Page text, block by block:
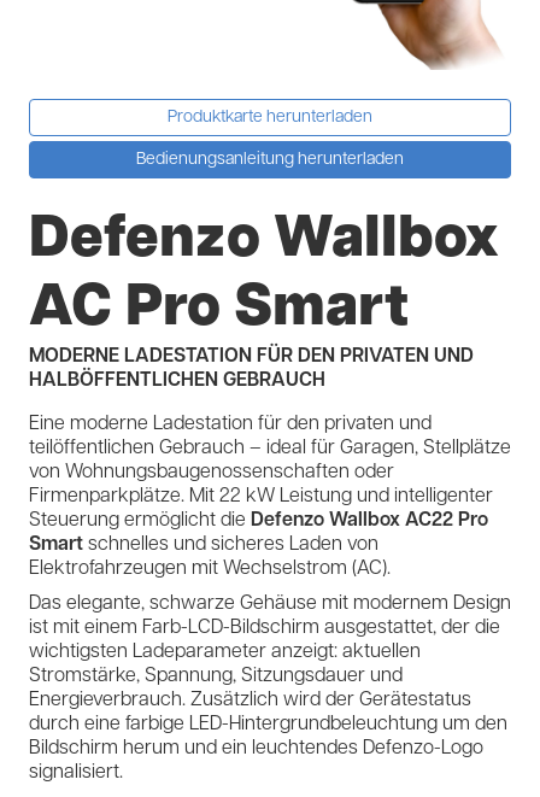
Produktkarte herunterladen
Bedienungsanleitung herunterladen
Defenzo Wallbox
AC Pro Smart
MODERNE LADESTATION FÜR DEN PRIVATEN UND
HALBÖFFENTLICHEN GEBRAUCH
Eine moderne Ladestation für den privaten und
teilöffentlichen Gebrauch – ideal für Garagen, Stellplätze
von Wohnungsbaugenossenschaften oder
Firmenparkplätze. Mit 22 kW Leistung und intelligenter
Steuerung ermöglicht die Defenzo Wallbox AC22 Pro
Smart schnelles und sicheres Laden von
Elektrofahrzeugen mit Wechselstrom (AC).
Das elegante, schwarze Gehäuse mit modernem Design
ist mit einem Farb-LCD-Bildschirm ausgestattet, der die
wichtigsten Ladeparameter anzeigt: aktuellen
Stromstärke, Spannung, Sitzungsdauer und
Energieverbrauch. Zusätzlich wird der Gerätestatus
durch eine farbige LED-Hintergrundbeleuchtung um den
Bildschirm herum und ein leuchtendes Defenzo-Logo
signalisiert.